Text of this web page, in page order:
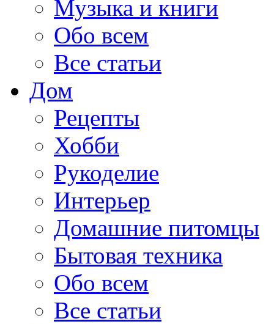
Музыка и книги
Обо всем
Все статьи
Дом
Рецепты
Хобби
Рукоделие
Интерьер
Домашние питомцы
Бытовая техника
Обо всем
Все статьи